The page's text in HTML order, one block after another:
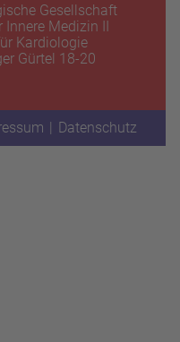
Gesellschaft
Medizin II
Kardiologie
Gürtel 18-20
Datenschutz